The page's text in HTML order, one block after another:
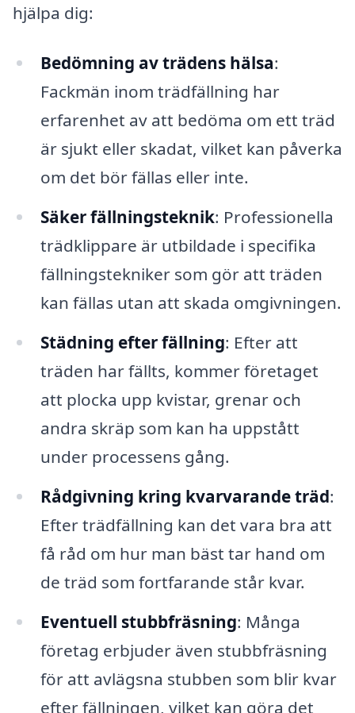
hjälpa dig:
Bedömning av trädens hälsa:
Fackmän inom trädfällning har
erfarenhet av att bedöma om ett träd
är sjukt eller skadat, vilket kan påverka
om det bör fällas eller inte.
Säker fällningsteknik: Professionella
trädklippare är utbildade i specifika
fällningstekniker som gör att träden
kan fällas utan att skada omgivningen.
Städning efter fällning: Efter att
träden har fällts, kommer företaget
att plocka upp kvistar, grenar och
andra skräp som kan ha uppstått
under processens gång.
Rådgivning kring kvarvarande träd:
Efter trädfällning kan det vara bra att
få råd om hur man bäst tar hand om
de träd som fortfarande står kvar.
Eventuell stubbfräsning: Många
företag erbjuder även stubbfräsning
för att avlägsna stubben som blir kvar
efter fällningen, vilket kan göra det